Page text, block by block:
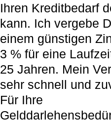
Ihren Kreditbedarf
kann. Ich vergebe
einem günstigen
3 % für eine
25 Jahren. Mein
sehr schnell und
Für Ihre